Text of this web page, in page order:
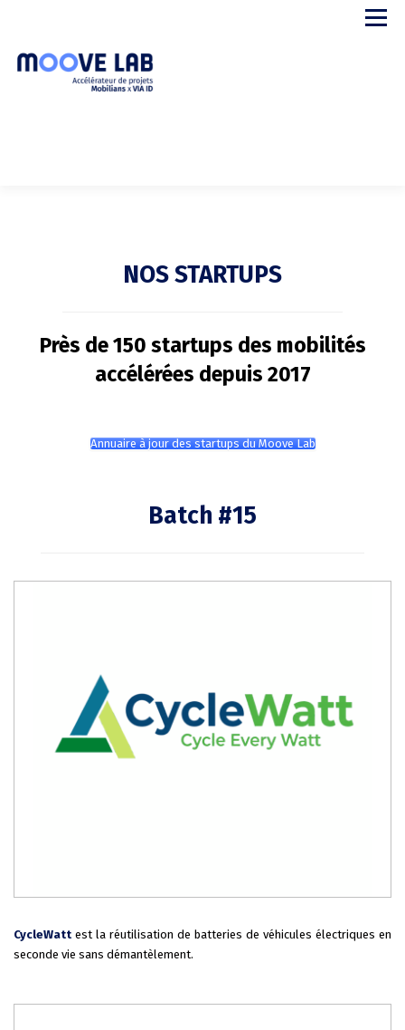
Menu
A PROPOS CONTACT
NOS STARTUPS
Près de 150 startups des mobilités
accélérées depuis 2017
Annuaire à jour des startups du Moove Lab
Batch #15
CycleWatt est la réutilisation de batteries de véhicules électriques en
seconde vie sans démantèlement.